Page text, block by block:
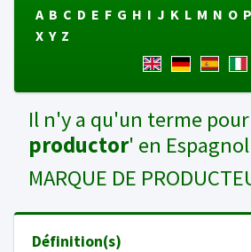
A B C D E F G H I J K L M N O P
X Y Z
Il n'y a qu'un terme
productor' en Espagnol
MARQUE DE
Définition(s)